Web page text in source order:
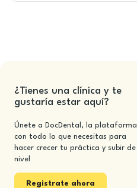
¿Tienes una clínica y te
gustaría estar aquí?
Únete a DocDental, la plataforma
con todo lo que necesitas para
hacer crecer tu práctica y subir de
nivel
Registrate ahora